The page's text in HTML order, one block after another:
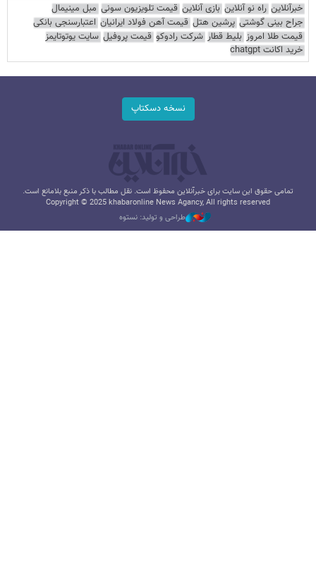
خبرآنلاین راه نو آنلاین بازی آنلاین قیمت تلویزیون سونی مبل مینیمال
جراح بینی گوشتی پرشین هتل قیمت آهن فولاد ایرانیان اعتبارسنجی بانکی
قیمت طلا امروز بلیط قطار شرکت رادوکو قیمت پروفیل سایت یوتوتایمز
خرید اکانت chatgpt
نسخه دسکتاپ
تمامی حقوق این سایت برای خبرآنلاین محفوظ است. نقل مطالب با ذکر منبع بلامانع است.
Copyright © 2025 khabaronline News Agancy, All rights reserved
طراحی و تولید: نستوه